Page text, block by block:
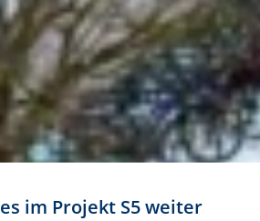
im Projekt S5 weiter